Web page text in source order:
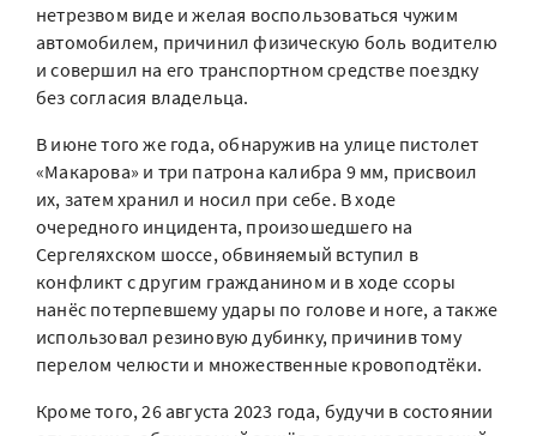
нетрезвом виде и желая воспользоваться чужим
автомобилем, причинил физическую боль водителю
и совершил на его транспортном средстве поездку
без согласия владельца.
В июне того же года, обнаружив на улице пистолет
«Макарова» и три патрона калибра 9 мм, присвоил
их, затем хранил и носил при себе. В ходе
очередного инцидента, произошедшего на
Сергеляхском шоссе, обвиняемый вступил в
конфликт с другим гражданином и в ходе ссоры
нанёс потерпевшему удары по голове и ноге, а также
использовал резиновую дубинку, причинив тому
перелом челюсти и множественные кровоподтёки.
Кроме того, 26 августа 2023 года, будучи в состоянии